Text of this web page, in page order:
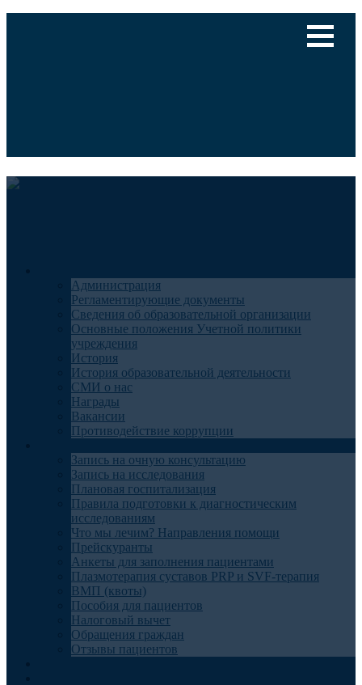
Администрация
Регламентирующие документы
Сведения об образовательной организации
Основные положения Учетной политики
учреждения
История
История образовательной деятельности
СМИ о нас
Награды
Вакансии
Противодействие коррупции
Запись на очную консультацию
Запись на исследования
Плановая госпитализация
Правила подготовки к диагностическим
исследованиям
Что мы лечим? Направления помощи
Прейскуранты
Анкеты для заполнения пациентами
Плазмотерапия суставов PRP и SVF-терапия
ВМП (квоты)
Пособия для пациентов
Налоговый вычет
Обращения граждан
Отзывы пациентов